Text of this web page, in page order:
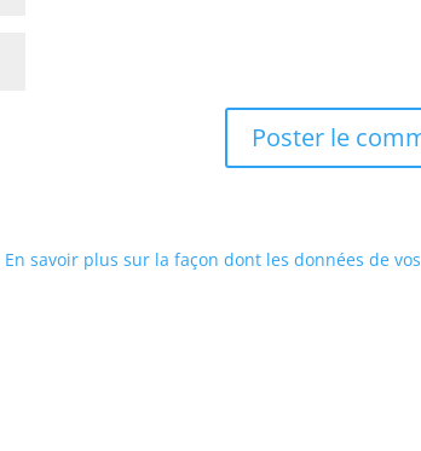
En savoir plus sur la façon dont les données de vos